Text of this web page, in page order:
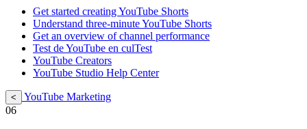
Get started creating YouTube Shorts
Understand three-minute YouTube Shorts
Get an overview of channel performance
Test de YouTube en culTest
YouTube Creators
YouTube Studio Help Center
<
YouTube Marketing
06